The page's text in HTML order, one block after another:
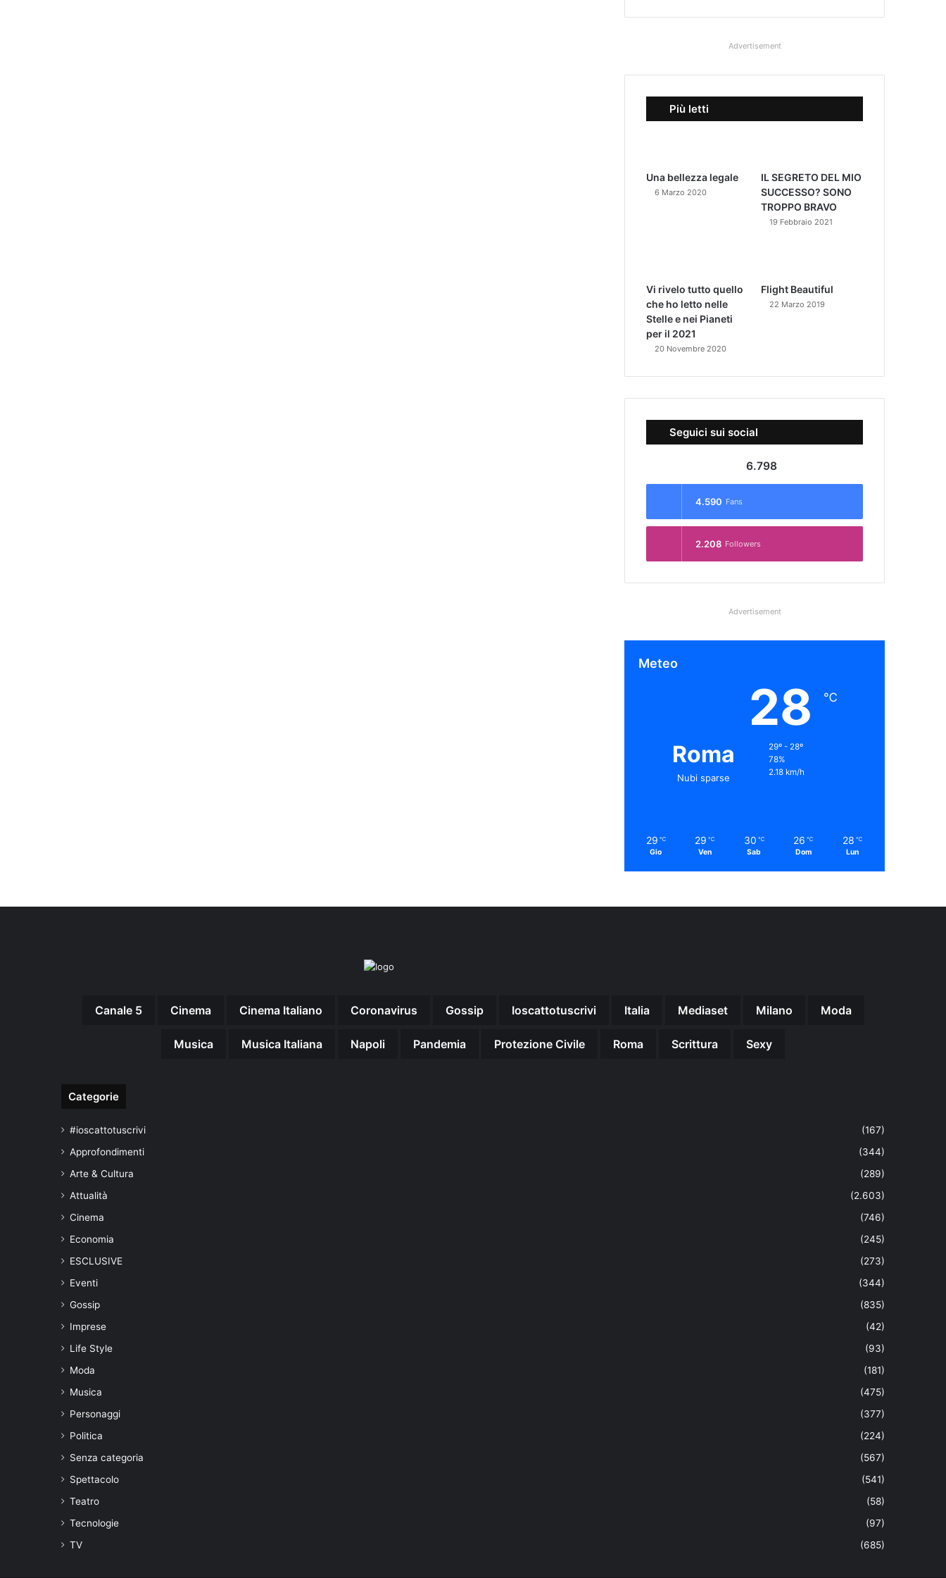
Advertisement
Più letti
Una bellezza legale
6 Marzo 2020
IL SEGRETO DEL MIO
SUCCESSO? SONO
TROPPO BRAVO
19 Febbraio 2021
Vi rivelo tutto quello
che ho letto nelle
Stelle e nei Pianeti
per il 2021
20 Novembre 2020
Flight Beautiful
22 Marzo 2019
Seguici sui social
6.798
4.590 Fans
2.208 Followers
Advertisement
Meteo
Roma
Nubi sparse
28 ℃
29º - 28º
78%
2.18 km/h
29 ℃
Gio
29 ℃
Ven
30 ℃
Sab
26 ℃
Dom
28 ℃
Lun
Canale 5 Cinema Cinema Italiano Coronavirus Gossip Ioscattotuscrivi Italia Mediaset Milano Moda
Musica Musica Italiana Napoli Pandemia Protezione Civile Roma Scrittura Sexy
Categorie
#ioscattotuscrivi
(167)
Approfondimenti
(344)
Arte & Cultura
(289)
Attualità
(2.603)
Cinema
(746)
Economia
(245)
ESCLUSIVE
(273)
Eventi
(344)
Gossip
(835)
Imprese
(42)
Life Style
(93)
Moda
(181)
Musica
(475)
Personaggi
(377)
Politica
(224)
Senza categoria
(567)
Spettacolo
(541)
Teatro
(58)
Tecnologie
(97)
TV
(685)